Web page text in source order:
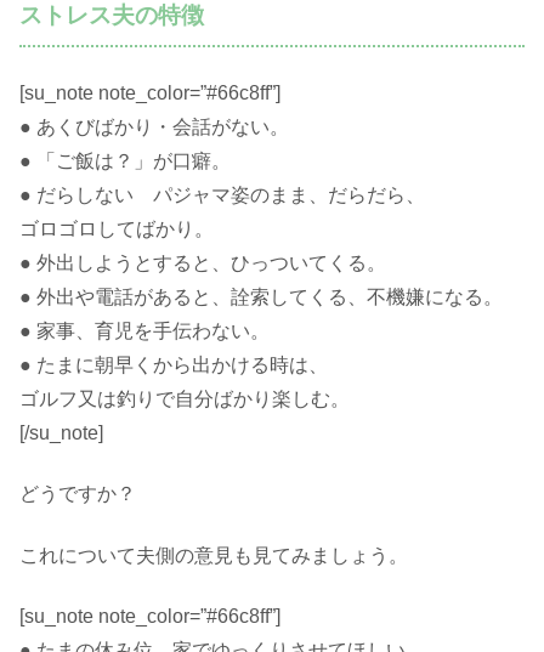
ストレス夫の特徴
[su_note note_color=”#66c8ff”]
● あくびばかり・会話がない。
● 「ご飯は？」が口癖。
● だらしない パジャマ姿のまま、だらだら、
ゴロゴロしてばかり。
● 外出しようとすると、ひっついてくる。
● 外出や電話があると、詮索してくる、不機嫌になる。
● 家事、育児を手伝わない。
● たまに朝早くから出かける時は、
ゴルフ又は釣りで自分ばかり楽しむ。
[/su_note]
どうですか？
これについて夫側の意見も見てみましょう。
[su_note note_color=”#66c8ff”]